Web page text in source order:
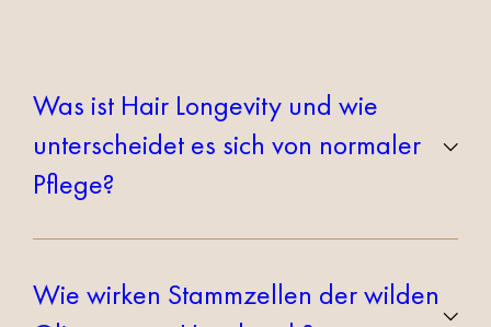
Was ist Hair Longevity und wie
unterscheidet es sich von normaler
Pflege?
Hair Longevity bedeutet, langes Haar nicht nur
kurzfristig schöner aussehen zu lassen, sondern
seine Qualität langfristig zu erhalten, vom
Wie wirken Stammzellen der wilden